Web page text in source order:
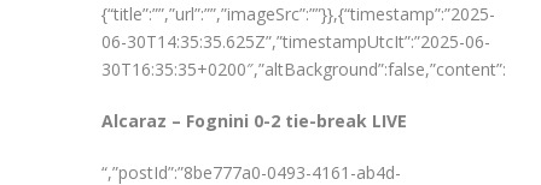
{“title”:””,”url”:””,”imageSrc”:””}},{“timestamp”:”2025-
06-30T14:35:35.625Z”,”timestampUtcIt”:”2025-06-
30T16:35:35+0200″,”altBackground”:false,”content”:”
Alcaraz – Fognini 0-2 tie-break LIVE
“,”postId”:”8be777a0-0493-4161-ab4d-